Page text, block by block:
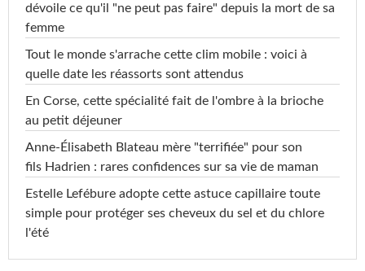
dévoile ce qu'il "ne peut pas faire" depuis la mort de sa
femme
Tout le monde s'arrache cette clim mobile : voici à
quelle date les réassorts sont attendus
En Corse, cette spécialité fait de l'ombre à la brioche
au petit déjeuner
Anne-Élisabeth Blateau mère "terrifiée" pour son
fils Hadrien : rares confidences sur sa vie de maman
Estelle Lefébure adopte cette astuce capillaire toute
simple pour protéger ses cheveux du sel et du chlore
l'été